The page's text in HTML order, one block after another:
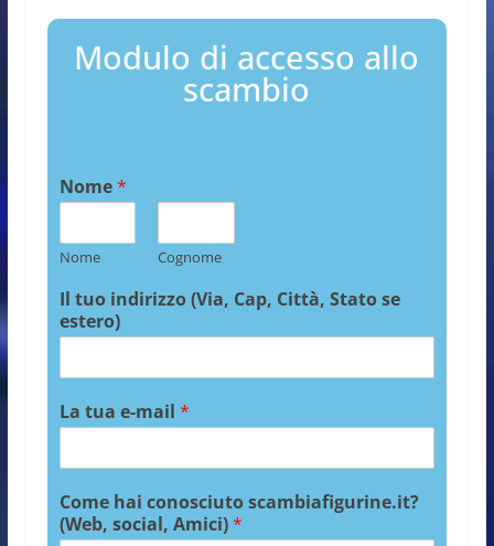
Modulo di accesso allo
scambio
Nome*
Nome Cognome
Il tuo indirizzo (Via, Cap, Città, Stato se
estero)
La tua e-mail *
Come hai conosciuto scambiafigurine.it?
(Web, social, Amici)*